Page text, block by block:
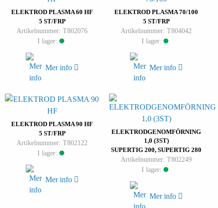
ELEKTROD PLASMA 60 HF
5 ST/FRP
Artikelnummer: T802076
I lager:
Mer info
ELEKTROD PLASMA 70/100
5 ST/FRP
Artikelnummer: T804042
I lager:
Mer info
ELEKTROD PLASMA 90 HF
5 ST/FRP
Artikelnummer: T802122
I lager:
Mer info
ELEKTRODGENOMFÖRNING
1,0 (3ST)
SUPERTIG 200, SUPERTIG 280
Artikelnummer: T802249
I lager:
Mer info